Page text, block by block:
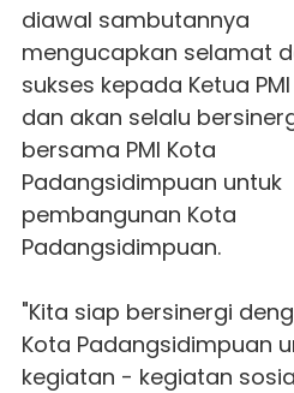
diawal sambutannya
mengucapkan selamat
sukses kepada Ketua
dan akan selalu
bersama PMI Kota
Padangsidimpuan untuk
pembangunan Kota
Padangsidimpuan.
"Kita siap bersinergi
Kota Padangsidimpuan
kegiatan - kegiatan